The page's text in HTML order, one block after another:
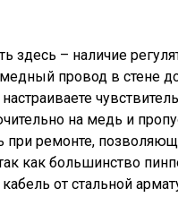
здесь – наличие
провод в стене
на медь и
ремонте,
как большинство
от стальной